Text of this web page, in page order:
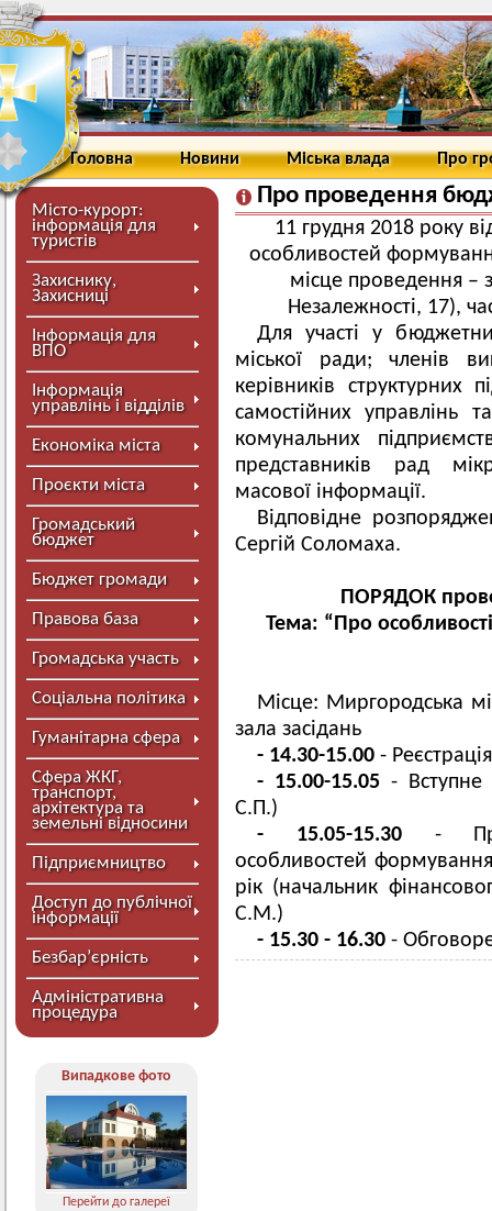
Головна Новини Міська влада Про
Місто-курорт:
інформація для
туристів
Захиснику,
Захисниці
Інформація для
ВПО
Інформація
управлінь і відділів
Економіка міста
Проєкти міста
Громадський
бюджет
Бюджет громади
Правова база
Громадська участь
Соціальна політика
Гуманітарна сфера
Сфера ЖКГ,
транспорт,
архітектура та
земельні відносини
Підприємництво
Доступ до публічної
інформації
Безбар’єрність
Адміністративна
процедура
Випадкове фото
Перейти до галереї
Про проведення
11 грудня 2018 року
особливостей
місце проведення –
Незалежності, 17),
Для участі у
міської ради; членів
керівників структурних
самостійних управлінь
комунальних
представників рад
масової інформації.
Відповідне
Сергій Соломаха.
ПОРЯДОК
Тема: “Про
Місце: Миргородська
зала засідань
- 14.30-15.00 -
- 15.00-15.05 -
С.П.)
- 15.05-15.30-
особливостей
рік (начальник
С.М.)
- 15.30 - 16.30 -